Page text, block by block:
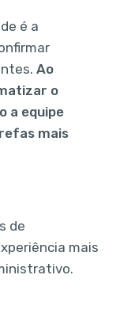
é a
Ao
o
a equipe
mais
de
mais